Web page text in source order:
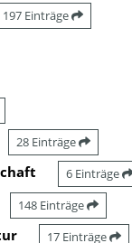
197 Einträge
28 Einträge
6 Einträge
148 Einträge
17 Einträge